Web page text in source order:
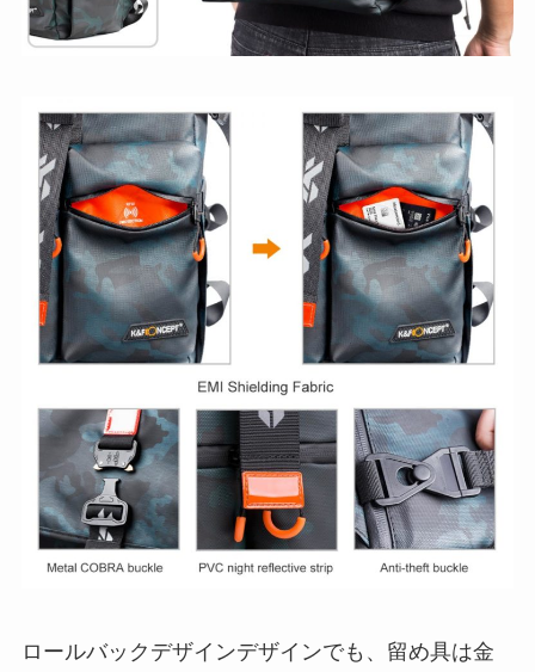
ロールバックデザインデザインでも、留め具は金